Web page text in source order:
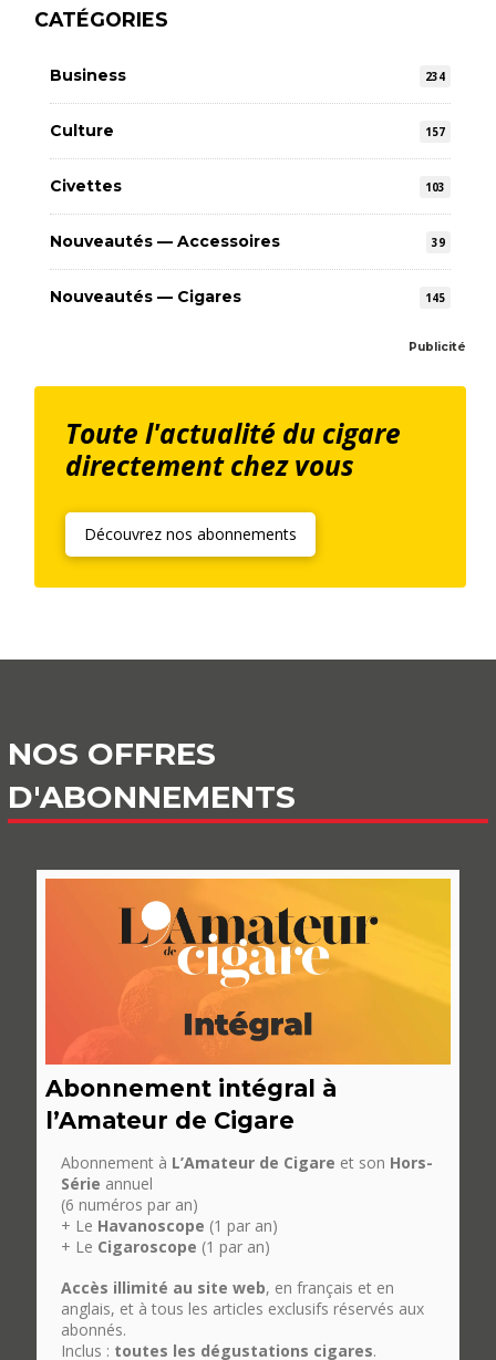
CATÉGORIES
Business 234
Culture 157
Civettes 103
Nouveautés — Accessoires 39
Nouveautés — Cigares 145
Publicité
Toute l'actualité du cigare
directement chez vous
Découvrez nos abonnements
NOS OFFRES
D'ABONNEMENTS
Abonnement intégral à
l’Amateur de Cigare
Abonnement à L’Amateur de Cigare et son Hors-
Série annuel
(6 numéros par an)
+ Le Havanoscope (1 par an)
+ Le Cigaroscope (1 par an)
Accès illimité au site web, en français et en
anglais, et à tous les articles exclusifs réservés aux
abonnés.
Inclus : toutes les dégustations cigares.